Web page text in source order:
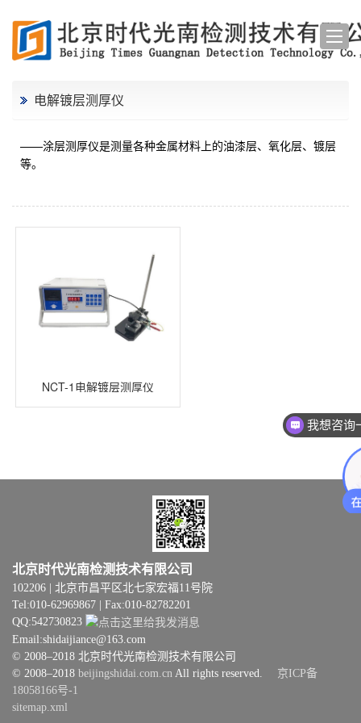
电解镀层测厚仪
——涂层测厚仪是测量各种金属材料上的油漆层、氧化层、镀层
等。
NCT-1电解镀层测厚仪
北京时代光南检测技术有限公司
102206 | 北京市昌平区北七家宏福11号院
Tel:010-62969867 | Fax:010-82782201
QQ:542730823
Email:shidaijiance@163.com
© 2008–2018 北京时代光南检测技术有限公司
© 2008–2018 beijingshidai.com.cn All rights reserved. 京ICP备
18058166号-1
sitemap.xml
我想咨询